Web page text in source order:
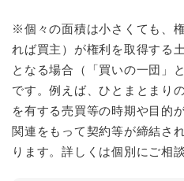
※個々の面積は小さくても、
れば買主）が権利を取得する
となる場合（「買いの一団」
です。例えば、ひとまとまり
を有する売買等の時期や目的
関連をもって契約等が締結さ
ります。詳しくは個別にご相